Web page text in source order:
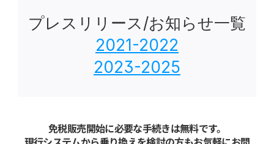
プレスリリース/お知らせ一覧
2021-2022
2023-2025
免税販売開始に必要な手続きは無料です。